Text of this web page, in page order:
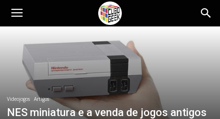
Cubo
Videojogos Artigos
NES miniatura e a venda de jogos antigos